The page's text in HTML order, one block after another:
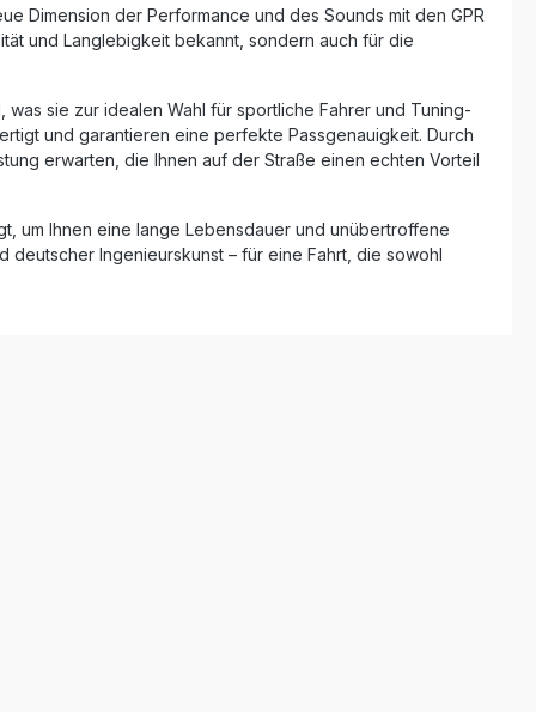
Play-
möglich
in
Dimension der Performance und des Sounds mit den GPR
und Langlebigkeit bekannt, sondern auch für die
sie zur idealen Wahl für sportliche Fahrer und Tuning-
und garantieren eine perfekte Passgenauigkeit. Durch
erwarten, die Ihnen auf der Straße einen echten Vorteil
um Ihnen eine lange Lebensdauer und unübertroffene
deutscher Ingenieurskunst – für eine Fahrt, die sowohl